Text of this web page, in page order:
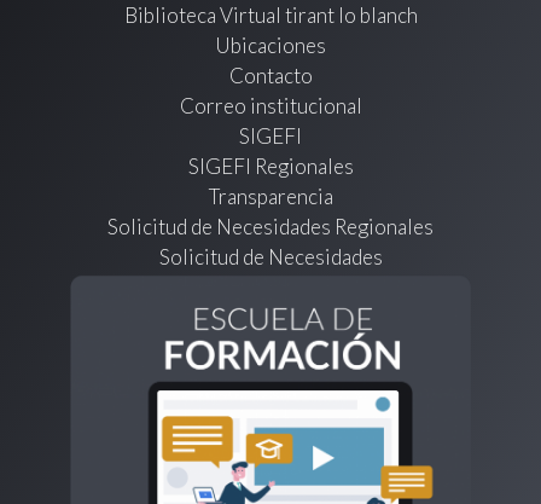
Biblioteca Virtual tirant lo blanch
Ubicaciones
Contacto
Correo institucional
SIGEFI
SIGEFI Regionales
Transparencia
Solicitud de Necesidades Regionales
Solicitud de Necesidades